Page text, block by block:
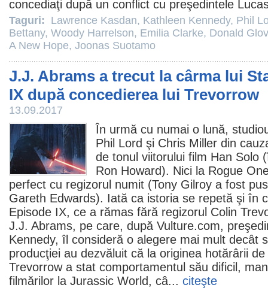
concediaţi după un conflict cu preşedintele
Taguri: Lawrence Kasdan, Kathleen Kennedy, Phil
Bettany, Woody Harrelson, Emilia Clarke, Donald
A New Hope, Joonas Suotamo
J.J. Abrams a trecut la cârma lui
IX după concedierea lui Trevorrow
13.09.2017
În urmă cu numai o lună,
Phil Lord şi Chris Miller din
de tonul viitorului film Han Solo
Ron Howard). Nici la Rogue
perfect cu regizorul numit (Tony Gilroy a fost
Gareth Edwards). Iată ca istoria se repetă şi în
Episode IX, ce a rămas fără regizorul Colin
J.J. Abrams, pe care, după Vulture.com,
Kennedy, îl consideră o alegere mai mult decât
producţiei au dezvăluit că la originea hotărârii
Trevorrow a stat comportamentul său dificil,
filmărilor la Jurassic World, câ... citeşte